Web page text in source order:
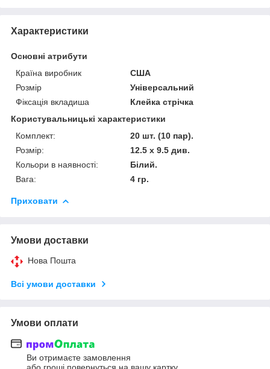
Характеристики
Основні атрибути
Країна виробник
США
Розмір
Універсальний
Фіксація вкладиша
Клейка стрічка
Користувальницькі характеристики
Комплект:
20 шт. (10 пар).
Розмір:
12.5 х 9.5 див.
Кольори в наявності:
Білий.
Вага:
4 гр.
Приховати
Умови доставки
Нова Пошта
Всі умови доставки
Умови оплати
Ви отримаєте замовлення